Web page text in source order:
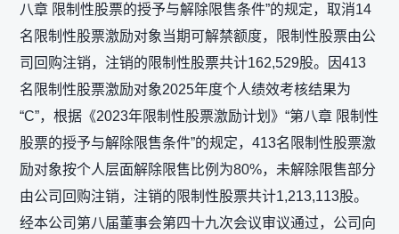
八章 限制性股票的授予与解除限售条件”的规定，取消14
名限制性股票激励对象当期可解禁额度，限制性股票由公
司回购注销，注销的限制性股票共计162,529股。因413
名限制性股票激励对象2025年度个人绩效考核结果为
“C”，根据《2023年限制性股票激励计划》“第八章 限制性
股票的授予与解除限售条件”的规定，413名限制性股票激
励对象按个人层面解除限售比例为80%，未解除限售部分
由公司回购注销，注销的限制性股票共计1,213,113股。
经本公司第八届董事会第四十九次会议审议通过，公司向